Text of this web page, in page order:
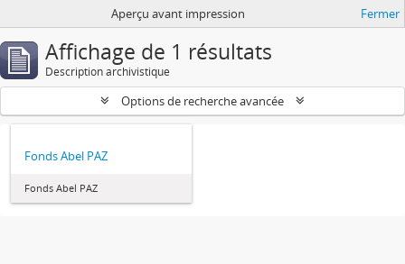
Aperçu avant impression Fermer
Affichage de 1 résultats
Description archivistique
Options de recherche avancée
Fonds Abel PAZ
Fonds Abel PAZ